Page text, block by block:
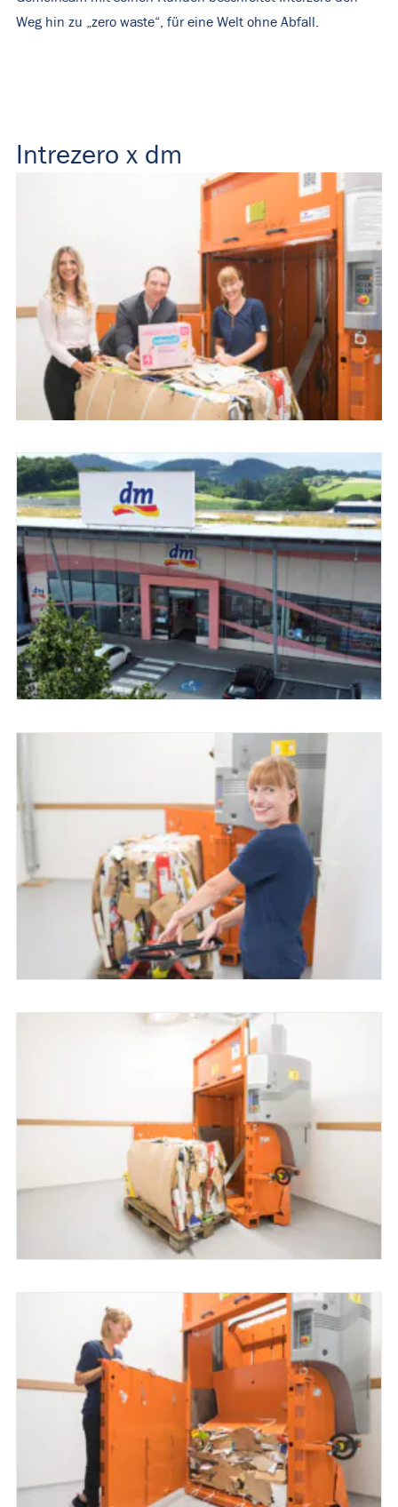
Weg hin zu „zero waste“, für eine Welt ohne Abfall.
Intrezero x dm